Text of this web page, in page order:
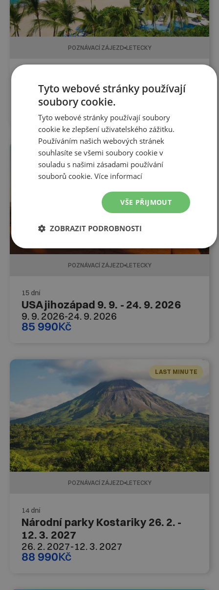
POZNÁVACÍ ZÁJEZD LETECKY
Mexiko jihozápad 5. 2. - 19. 2. 2027
5. 2. 2027-19. 2. 2027
61 990Kč
VYPRODÁNO
POZNÁVACÍ ZÁJEZD LETECKY
15 dní
USA jihozápad 9. 9. - 24. 9. 2026
9. 9. 2026-24. 9. 2026
85 990Kč
LAST MINUTE
POZNÁVACÍ ZÁJEZD LETECKY
14 dní
Národní parky Kostariky 26. 2. -
12. 3. 2027
26. 2. 2027-12. 3. 2027
88 990Kč
Tyto webové stránky používají
soubory cookie.
Tyto webové stránky používají soubory
cookie ke zlepšení uživatelského zážitku.
Používáním našich webových stránek
souhlasíte se všemi soubory cookie v
souladu s našimi zásadami používání
souborů cookie.Více informací
VŠE PŘIJMOUT
ZOBRAZIT PODROBNOSTI